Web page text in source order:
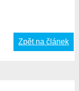
Zpět na článek